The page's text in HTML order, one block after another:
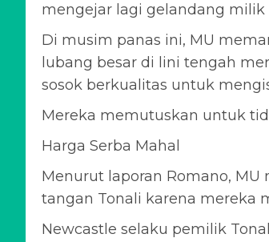
mengejar lagi gelandang milik
Di musim panas ini, MU
lubang besar di lini tengah
sosok berkualitas untuk
Mereka memutuskan untuk
Harga Serba Mahal
Menurut laporan Romano,
tangan Tonali karena mereka
Newcastle selaku pemilik